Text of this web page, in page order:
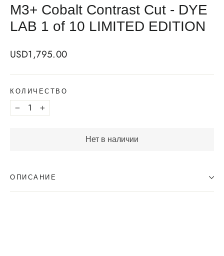
M3+ Cobalt Contrast Cut - DYE
LAB 1 of 10 LIMITED EDITION
Regular
USD1,795.00
КОЛИЧЕСТВО
− +
Нет в наличии
ОПИСАНИЕ